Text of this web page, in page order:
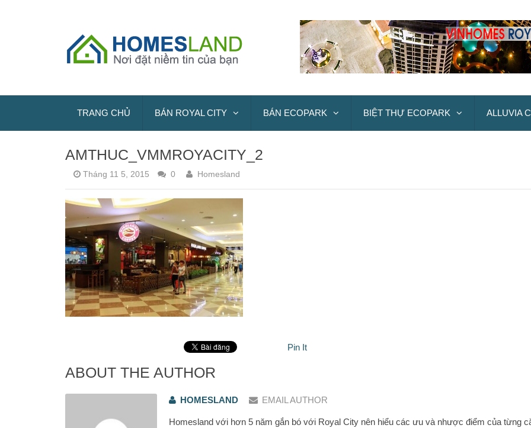
TRANG CHỦ BÁN ROYAL CITY BÁN ECOPARK BIỆT THỰ ECOPARK ALLUVIA
AMTHUC_VMMROYACITY_2
Tháng 11 5, 2015 0 Homesland
Pin It
ABOUT THE AUTHOR
HOMESLAND EMAIL AUTHOR
Homesland với hơn 5 năm gắn bó với Royal City nên hiểu các ưu và nhược điểm của từng